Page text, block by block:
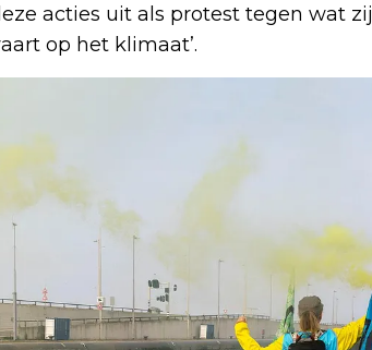
acties uit als protest tegen wat
op het klimaat’.